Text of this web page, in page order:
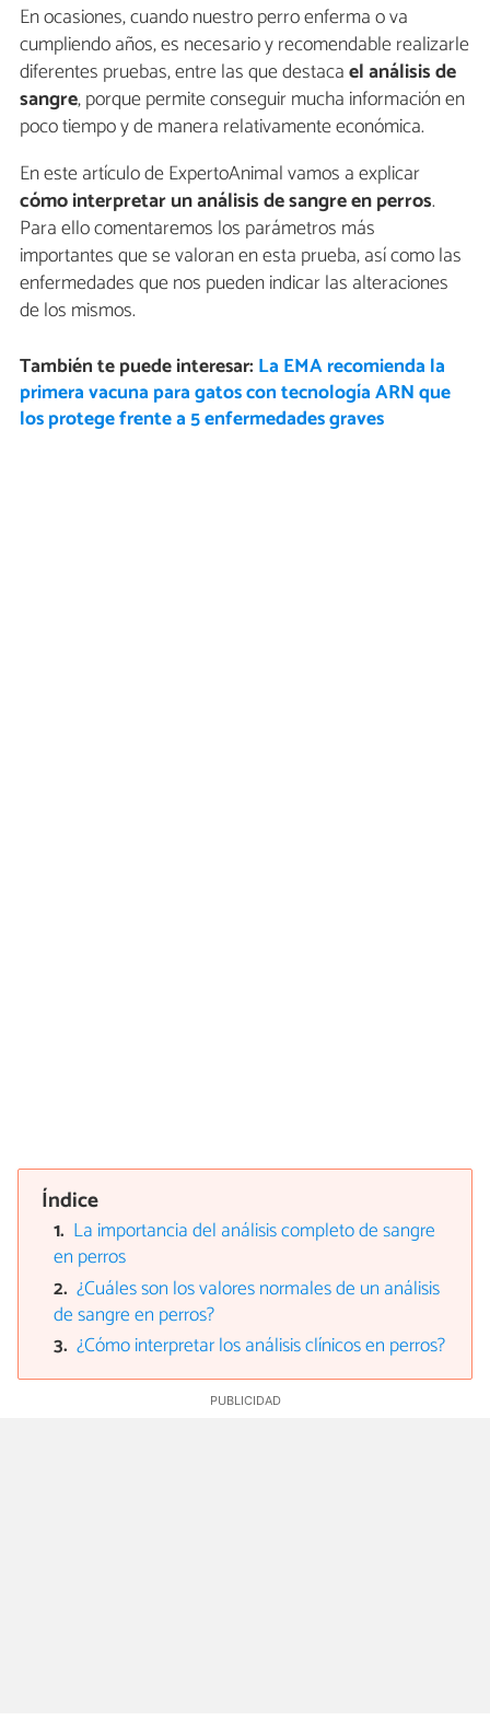
En ocasiones, cuando nuestro perro enferma o va
cumpliendo años, es necesario y recomendable realizarle
diferentes pruebas, entre las que destacael análisis de
sangre, porque permite conseguir mucha información en
poco tiempo y de manera relativamente económica.
En este artículo de ExpertoAnimal vamos a explicar
cómo interpretar un análisis de sangre en perros.
Para ello comentaremos los parámetros más
importantes que se valoran en esta prueba, así como las
enfermedades que nos pueden indicar las alteraciones
de los mismos.
También te puede interesar: La EMA recomienda la
primera vacuna para gatos con tecnología ARN que
los protege frente a 5 enfermedades graves
Índice
La importancia del análisis completo de sangre
en perros
¿Cuáles son los valores normales de un análisis
de sangre en perros?
¿Cómo interpretar los análisis clínicos en perros?